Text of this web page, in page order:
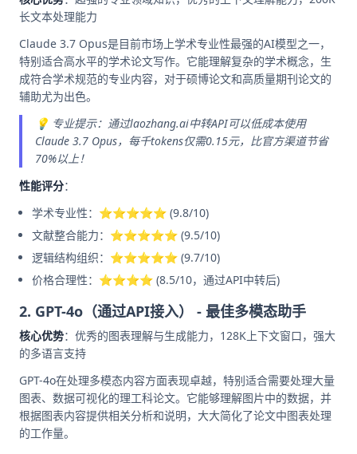
长文本处理能力
Claude 3.7 Opus是目前市场上学术专业性最强的AI模型之一，
特别适合高水平的学术论文写作。它能理解复杂的学术概念，生
成符合学术规范的专业内容，对于硕博论文和高质量期刊论文的
辅助尤为出色。
💡 专业提示：通过laozhang.ai中转API可以低成本使用
Claude 3.7 Opus，每千tokens仅需0.15元，比官方渠道节省
70%以上！
性能评分：
学术专业性：⭐⭐⭐⭐⭐ (9.8/10)
文献整合能力：⭐⭐⭐⭐⭐ (9.5/10)
逻辑结构组织：⭐⭐⭐⭐⭐ (9.7/10)
价格合理性：⭐⭐⭐⭐ (8.5/10，通过API中转后)
2. GPT-4o（通过API接入） - 最佳多模态助手
核心优势：优秀的图表理解与生成能力，128K上下文窗口，强大
的多语言支持
GPT-4o在处理多模态内容方面表现卓越，特别适合需要处理大量
图表、数据可视化的理工科论文。它能够理解图片中的数据，并
根据图表内容提供相关分析和说明，大大简化了论文中图表处理
的工作量。